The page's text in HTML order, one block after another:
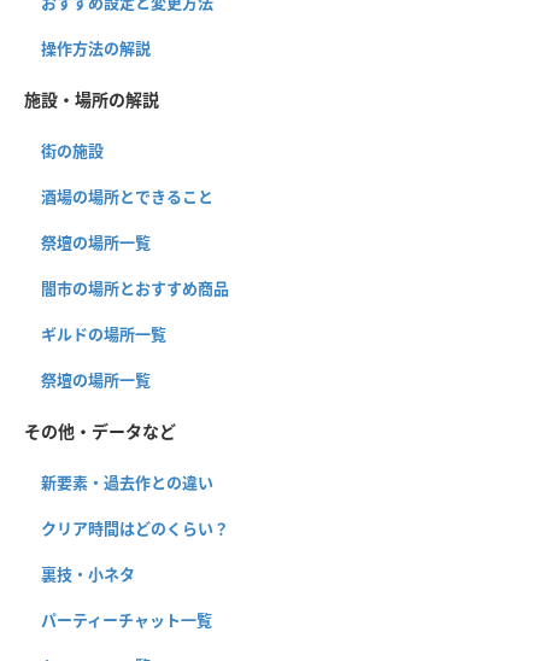
操作方法の解説
施設・場所の解説
街の施設
酒場の場所とできること
祭壇の場所一覧
闇市の場所とおすすめ商品
ギルドの場所一覧
祭壇の場所一覧
その他・データなど
新要素・過去作との違い
クリア時間はどのくらい？
裏技・小ネタ
パーティーチャット一覧